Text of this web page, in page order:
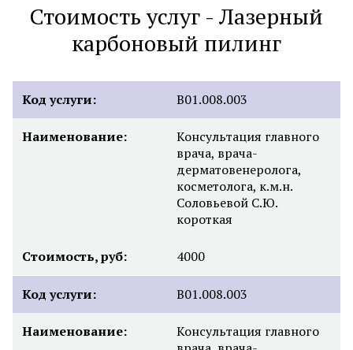
Стоимость услуг - Лазерный
карбоновый пилинг
Код услуги: B01.008.003
Наименование:
Консультация главного
врача, врача-
дерматовенеролога,
косметолога, к.м.н.
Соловьевой С.Ю.
короткая
Стоимость, руб: 4000
Код услуги: B01.008.003
Наименование:
Консультация главного